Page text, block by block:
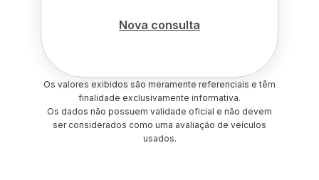
Nova consulta
Os valores exibidos são meramente referenciais e têm
finalidade exclusivamente informativa.
Os dados não possuem validade oficial e não devem
ser considerados como uma avaliação de veículos
usados.